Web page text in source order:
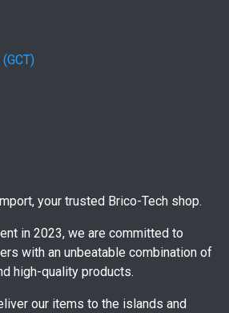
your trusted Brico-Tech shop.
in 2023, we are committed to
with an unbeatable combination of
high-quality products.
our items to the islands and